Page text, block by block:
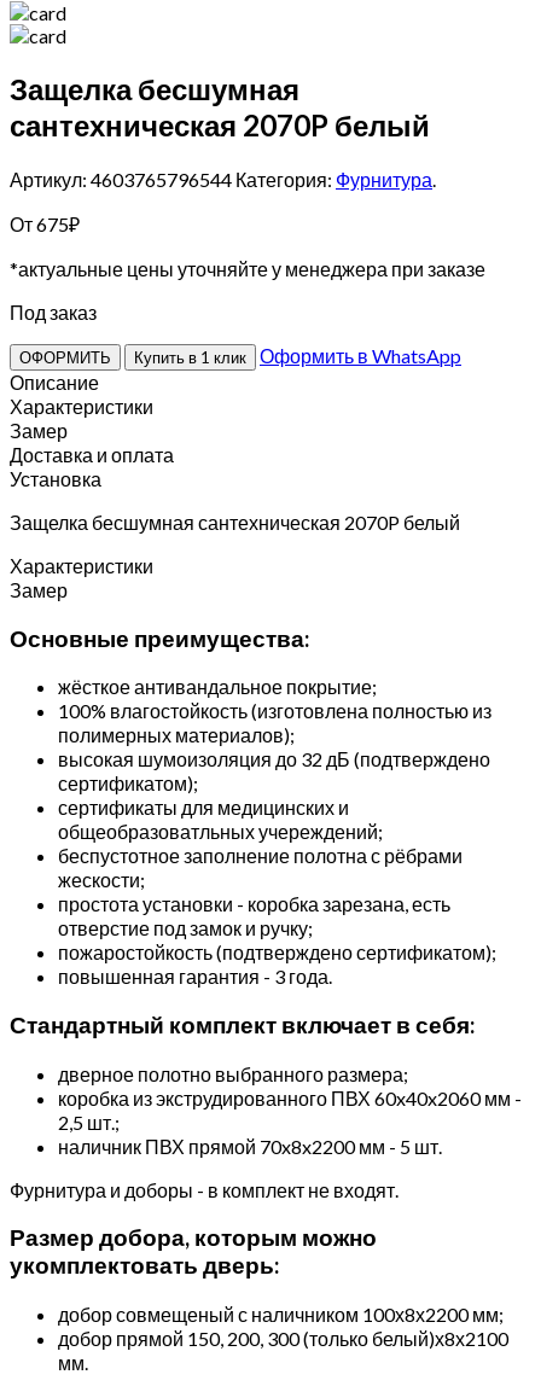
Защелка бесшумная
сантехническая 2070P белый
Артикул: 4603765796544 Категория: Фурнитура.
От675₽
*актуальные цены уточняйте у менеджера при заказе
Под заказ
ОФОРМИТЬ Купить в 1 клик
Оформить в WhatsApp
Описание
Характеристики
Замер
Доставка и оплата
Установка
Защелка бесшумная сантехническая 2070P белый
Характеристики
Замер
Основные преимущества:
жёсткое антивандальное покрытие;
100% влагостойкость (изготовлена полностью из
полимерных материалов);
высокая шумоизоляция до 32 дБ (подтверждено
сертификатом);
сертификаты для медицинских и
общеобразоватльных учереждений;
беспустотное заполнение полотна с рёбрами
жескости;
простота установки - коробка зарезана, есть
отверстие под замок и ручку;
пожаростойкость (подтверждено сертификатом);
повышенная гарантия - 3 года.
Стандартный комплект включает в себя:
дверное полотно выбранного размера;
коробка из экструдированного ПВХ 60x40x2060 мм -
2,5 шт.;
наличник ПВХ прямой 70x8x2200 мм - 5 шт.
Фурнитура и доборы - в комплект не входят.
Размер добора, которым можно
укомплектовать дверь:
добор совмещеный с наличником 100х8х2200 мм;
добор прямой 150, 200, 300 (только белый)х8х2100
мм.